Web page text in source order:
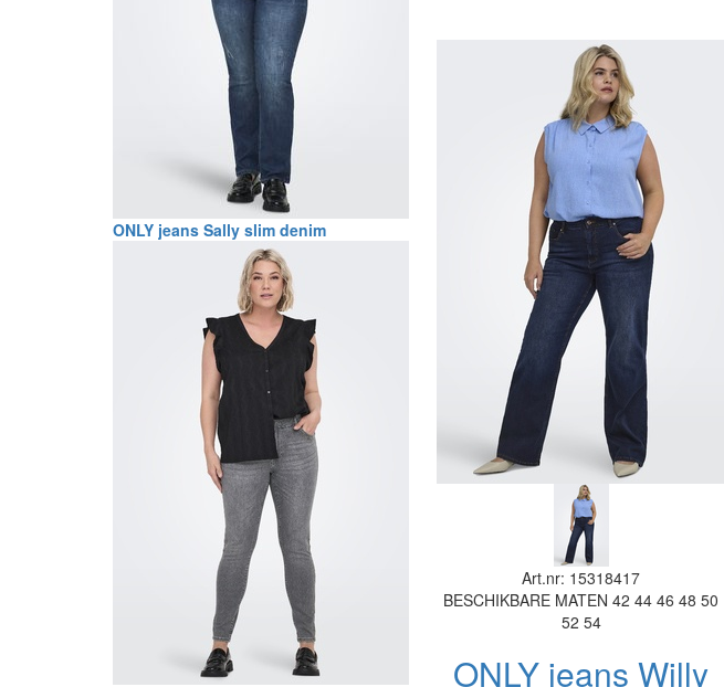
ONLY jeans Sally slim denim
Art.nr: 15318417
BESCHIKBARE MATEN 42 44 46 48 50
52 54
ONLY jeans Willy